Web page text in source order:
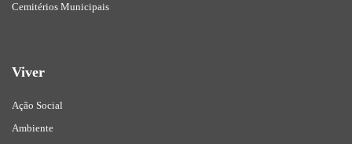
Cemitérios Municipais
Viver
Ação Social
Ambiente